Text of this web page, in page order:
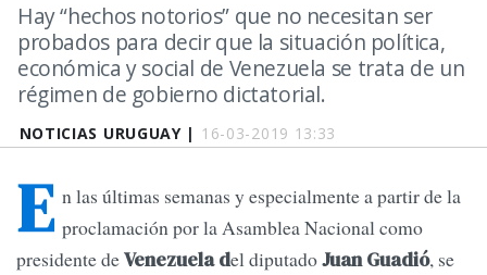
NOTICIAS URUGUAY | 16-03-2019 13:33
Hay “hechos notorios” que no necesitan ser
probados para decir que la situación política,
económica y social de Venezuela se trata de un
régimen de gobierno dictatorial.
E n las últimas semanas y especialmente a partir de la
proclamación por la Asamblea Nacional como
presidente deVenezuela del diputadoJuan Guadió, se